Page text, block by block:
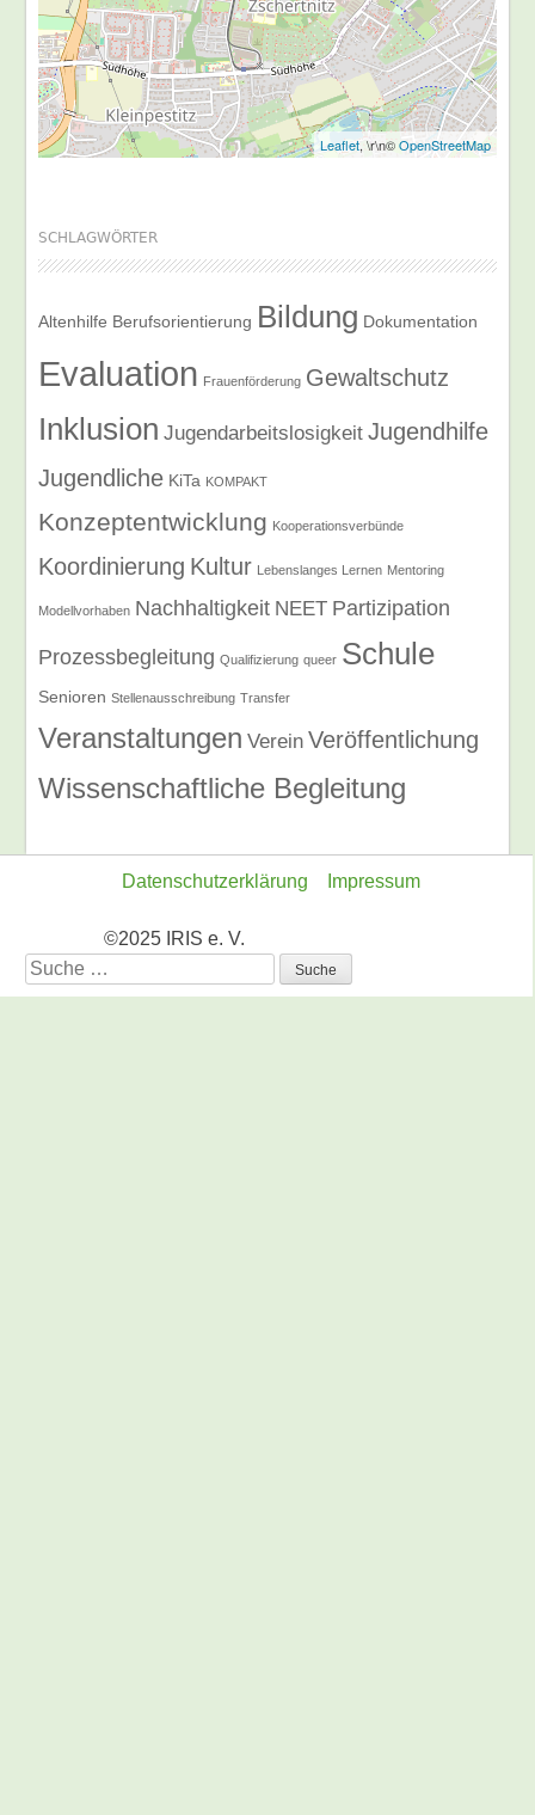
Leaflet, \r\n©OpenStreetMap
SCHLAGWÖRTER
Altenhilfe Berufsorientierung Bildung Dokumentation
Evaluation Frauenförderung Gewaltschutz
Inklusion Jugendarbeitslosigkeit Jugendhilfe
Jugendliche KiTa KOMPAKT
Konzeptentwicklung Kooperationsverbünde
Koordinierung Kultur Lebenslanges Lernen Mentoring
Modellvorhaben Nachhaltigkeit NEET Partizipation
Prozessbegleitung Qualifizierung queer Schule
Senioren Stellenausschreibung Transfer
Veranstaltungen Verein Veröffentlichung
Wissenschaftliche Begleitung
Datenschutzerklärung Impressum
©2025 IRIS e. V.
Suche
nach: